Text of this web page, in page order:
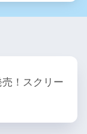
！スクリー